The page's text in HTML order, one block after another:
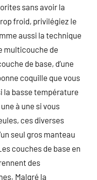
sans avoir la
froid, privilégiez le
aussi la technique
multicouche de
de base, d’une
coquille que vous
la basse température
à une si vous
ces diverses
seul gros manteau
couches de base en
des
Malgré la